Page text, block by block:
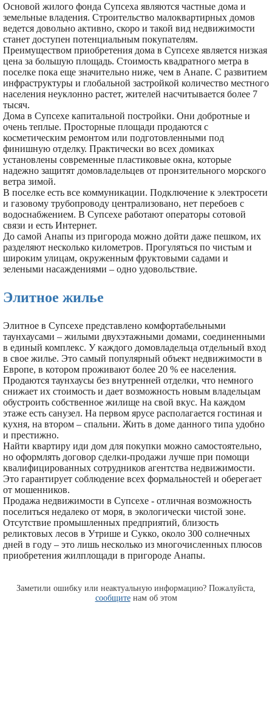
Основой жилого фонда Супсеха являются частные дома и
земельные владения. Строительство малоквартирных домов
ведется довольно активно, скоро и такой вид недвижимости
станет доступен потенциальным покупателям.
Преимуществом приобретения дома в Супсехе является низкая
цена за большую площадь. Стоимость квадратного метра в
поселке пока еще значительно ниже, чем в Анапе. С развитием
инфраструктуры и глобальной застройкой количество местного
населения неуклонно растет, жителей насчитывается более 7
тысяч.
Дома в Супсехе капитальной постройки. Они добротные и
очень теплые. Просторные площади продаются с
косметическим ремонтом или подготовленными под
финишную отделку. Практически во всех домиках
установлены современные пластиковые окна, которые
надежно защитят домовладельцев от пронзительного морского
ветра зимой.
В поселке есть все коммуникации. Подключение к электросети
и газовому трубопроводу централизовано, нет перебоев с
водоснабжением. В Супсехе работают операторы сотовой
связи и есть Интернет.
До самой Анапы из пригорода можно дойти даже пешком, их
разделяют несколько километров. Прогуляться по чистым и
широким улицам, окруженным фруктовыми садами и
зелеными насаждениями – одно удовольствие.
Элитное жилье
Элитное в Супсехе представлено комфортабельными
таунхаусами – жилыми двухэтажными домами, соединенными
в единый комплекс. У каждого домовладельца отдельный вход
в свое жилье. Это самый популярный объект недвижимости в
Европе, в котором проживают более 20 % ее населения.
Продаются таунхаусы без внутренней отделки, что немного
снижает их стоимость и дает возможность новым владельцам
обустроить собственное жилище на свой вкус. На каждом
этаже есть санузел. На первом ярусе располагается гостиная и
кухня, на втором – спальни. Жить в доме данного типа удобно
и престижно.
Найти квартиру иди дом для покупки можно самостоятельно,
но оформлять договор сделки-продажи лучше при помощи
квалифицированных сотрудников агентства недвижимости.
Это гарантирует соблюдение всех формальностей и оберегает
от мошенников.
Продажа недвижимости в Супсехе - отличная возможность
поселиться недалеко от моря, в экологически чистой зоне.
Отсутствие промышленных предприятий, близость
реликтовых лесов в Утрише и Сукко, около 300 солнечных
дней в году – это лишь несколько из многочисленных плюсов
приобретения жилплощади в пригороде Анапы.
Заметили ошибку или неактуальную информацию? Пожалуйста,
сообщитенам об этом